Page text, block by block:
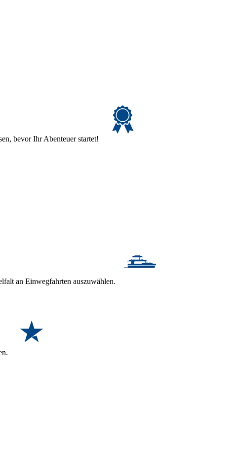
bevor Ihr Abenteuer startet!
an Einwegfahrten auszuwählen.